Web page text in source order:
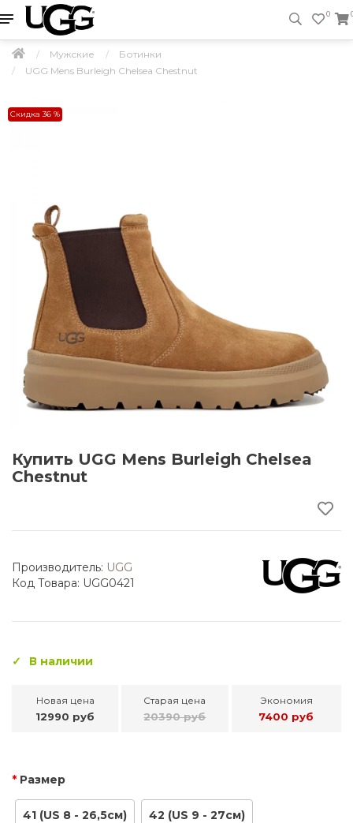
0
Мужские
Ботинки
UGG Mens Burleigh Chelsea Chestnut
Скидка 36 %
Купить UGG Mens Burleigh Chelsea
Chestnut
Производитель: UGG
Код Товара: UGG0421
В наличии
Новая цена
12990 руб
Старая цена
20390 руб
Экономия
7400 руб
Размер
41 (US 8 - 26,5см) 42 (US 9 - 27см)